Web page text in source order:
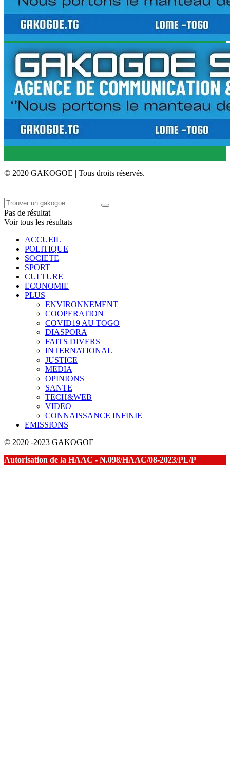
© 2020 GAKOGOE | Tous droits réservés.
Pas de résultat
Voir tous les résultats
ACCUEIL
POLITIQUE
SOCIETE
SPORT
CULTURE
ECONOMIE
PLUS
ENVIRONNEMENT
COOPERATION
COVID19 AU TOGO
DIASPORA
FAITS DIVERS
INTERNATIONAL
JUSTICE
MEDIA
OPINIONS
SANTE
TECH&WEB
VIDEO
CONNAISSANCE INFINIE
EMISSIONS
© 2020 -2023 GAKOGOE
Autorisation de la HAAC - N.098/HAAC/08-2023/PL/P